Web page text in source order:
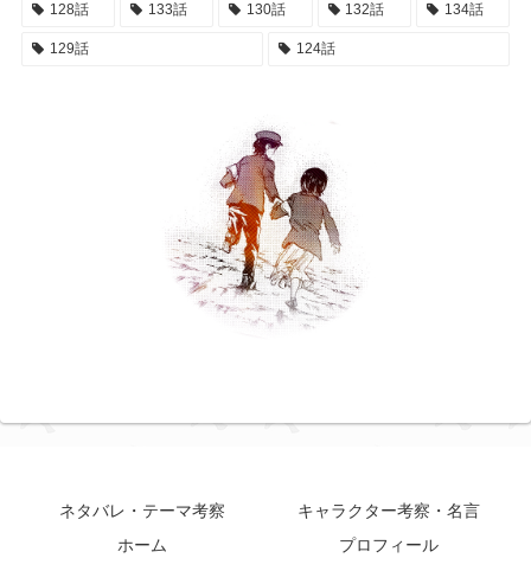
128話 133話 130話 132話 134話
129話 124話
ネタバレ・テーマ考察
キャラクター考察・名言
ホーム
プロフィール